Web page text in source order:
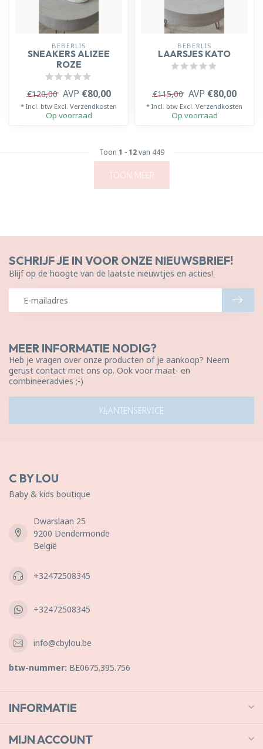
BEBERLIS
SNEAKERS ALIZEE
ROZE
€120,00 AVP €80,00
* Incl. btw Excl. Verzendkosten
Op voorraad
BEBERLIS
LAARSJES KATO
€115,00 AVP €80,00
* Incl. btw Excl. Verzendkosten
Op voorraad
Toon 1 -12van 449
TOON MEER
MEER INFORMATIE NODIG?
Heb je vragen over onze producten of je aankoop? Neem
gerust contact met ons op. Ook voor maat- en
combineeradvies ;-)
KLANTENSERVICE
SCHRIJF JE IN VOOR ONZE NIEUWSBRIEF!
Blijf op de hoogte van de laatste nieuwtjes en acties!
C BY LOU
Baby & kids boutique
Dwarslaan 25
9200 Dendermonde
België
+32472508345
+32472508345
info@cbylou.be
btw-nummer: BE0675.395.756
INFORMATIE
MIJN ACCOUNT